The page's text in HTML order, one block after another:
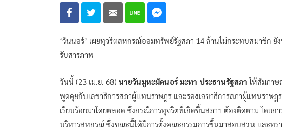
‘วันนอร์’ เผยทุจริตสหกรณ์ออมทรัพย์รัฐสภา 14 ล้านไม่กระทบสมาชิก ยั
รับสารภาพ
วันนี้ (23 เม.ย. 68) นายวันมูหะมัดนอร์ มะทา ประธานรัฐสภา ให้สัมภาษ
พูดคุยกับเลขาธิการสภาผู้แทนราษฎร และรองเลขาธิการสภาผู้แทนราษ
เรียบร้อยมาโดยตลอด ซึ่งกรณีการทุจริตที่เกิดขึ้นสภาฯ ต้องติดตาม โดยก
บริหารสหกรณ์ ซึ่งขณะนี้ได้มีการตั้งคณะกรรมการขึ้นมาสอบสวน และทร